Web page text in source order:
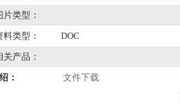
片类型：
料类型：
DOC
关产品：
：
文件下载